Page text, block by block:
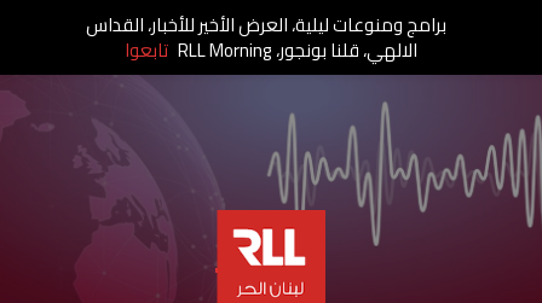
نشرات الأخبار
برامج ومنوعات ليلية، العرض الأخير للأخبار، القداس
الالهي، قلنا بونجور، RLL Morning تابعوا